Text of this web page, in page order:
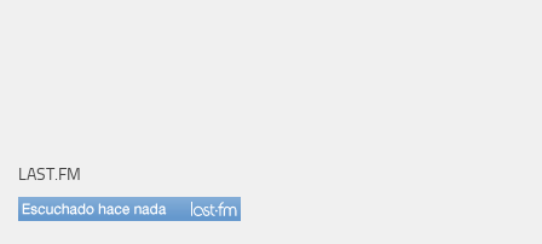
LAST.FM